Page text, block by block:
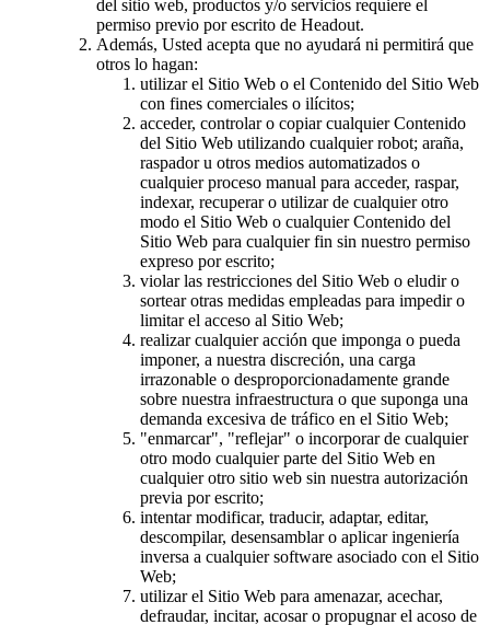
del sitio web, productos y/o servicios requiere el
permiso previo por escrito de Headout.
Además, Usted acepta que no ayudará ni permitirá que
otros lo hagan:
utilizar el Sitio Web o el Contenido del Sitio Web
con fines comerciales o ilícitos;
acceder, controlar o copiar cualquier Contenido
del Sitio Web utilizando cualquier robot; araña,
raspador u otros medios automatizados o
cualquier proceso manual para acceder, raspar,
indexar, recuperar o utilizar de cualquier otro
modo el Sitio Web o cualquier Contenido del
Sitio Web para cualquier fin sin nuestro permiso
expreso por escrito;
violar las restricciones del Sitio Web o eludir o
sortear otras medidas empleadas para impedir o
limitar el acceso al Sitio Web;
realizar cualquier acción que imponga o pueda
imponer, a nuestra discreción, una carga
irrazonable o desproporcionadamente grande
sobre nuestra infraestructura o que suponga una
demanda excesiva de tráfico en el Sitio Web;
"enmarcar", "reflejar" o incorporar de cualquier
otro modo cualquier parte del Sitio Web en
cualquier otro sitio web sin nuestra autorización
previa por escrito;
intentar modificar, traducir, adaptar, editar,
descompilar, desensamblar o aplicar ingeniería
inversa a cualquier software asociado con el Sitio
Web;
utilizar el Sitio Web para amenazar, acechar,
defraudar, incitar, acosar o propugnar el acoso de